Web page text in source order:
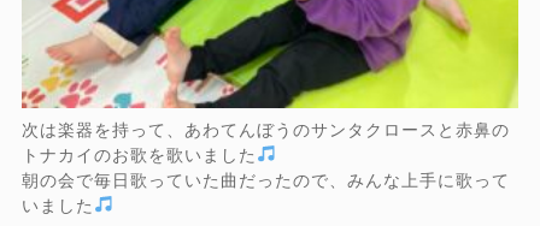
次は楽器を持って、あわてんぼうのサンタクロースと赤鼻の
トナカイのお歌を歌いました
朝の会で毎日歌っていた曲だったので、みんな上手に歌って
いました